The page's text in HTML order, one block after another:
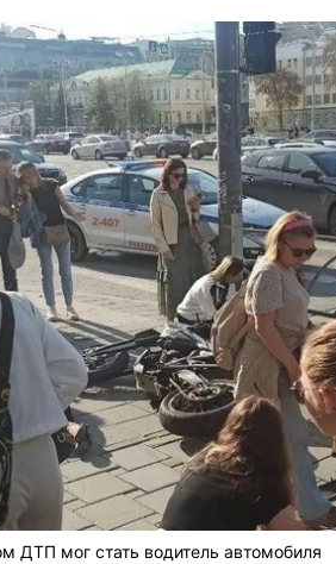
ДТП мог стать водитель автомобиля